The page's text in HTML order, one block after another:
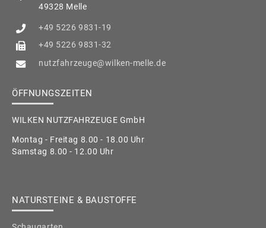
49328 Melle
+49 5226 9831-19
+49 5226 9831-32
nutzfahrzeuge@wilken-melle.de
ÖFFNUNGSZEITEN
WILKEN NUTZFAHRZEUGE GmbH
Montag - Freitag 8.00 - 18.00 Uhr
Samstag 8.00 - 12.00 Uhr
NATURSTEINE & BAUSTOFFE